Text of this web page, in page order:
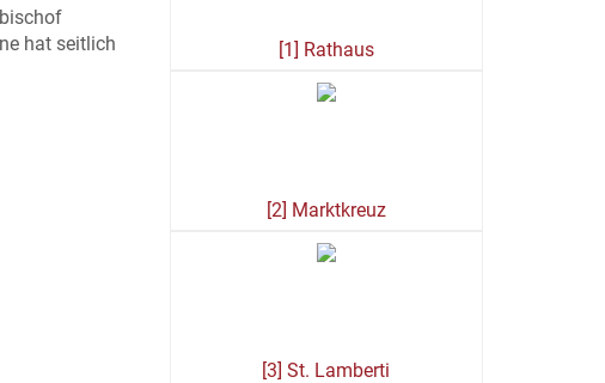
hat seitlich
[1] Rathaus
[2] Marktkreuz
[3] St. Lamberti